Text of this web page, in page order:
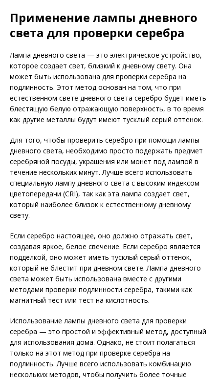
Применение лампы дневного
света для проверки серебра
Лампа дневного света — это электрическое устройство,
которое создает свет, близкий к дневному свету. Она
может быть использована для проверки серебра на
подлинность. Этот метод основан на том, что при
естественном свете дневного света серебро будет иметь
блестящую белую отражающую поверхность, в то время
как другие металлы будут имеют тусклый серый оттенок.
Для того, чтобы проверить серебро при помощи лампы
дневного света, необходимо просто подержать предмет
серебряной посуды, украшения или монет под лампой в
течение нескольких минут. Лучше всего использовать
специальную лампу дневного света с высоким индексом
цветопередачи (CRI), так как эта лампа создает свет,
который наиболее близок к естественному дневному
свету.
Если серебро настоящее, оно должно отражать свет,
создавая яркое, белое свечение. Если серебро является
подделкой, оно может иметь тусклый серый оттенок,
который не блестит при дневном свете. Лампа дневного
света может быть использована вместе с другими
методами проверки подлинности серебра, такими как
магнитный тест или тест на кислотность.
Использование лампы дневного света для проверки
серебра — это простой и эффективный метод, доступный
для использования дома. Однако, не стоит полагаться
только на этот метод при проверке серебра на
подлинность. Лучше всего использовать комбинацию
нескольких методов, чтобы получить более точные